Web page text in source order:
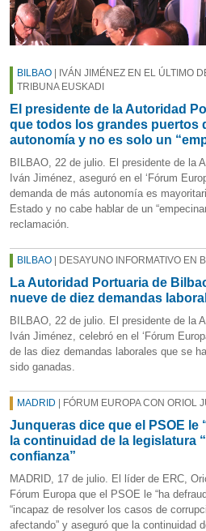
BILBAO | IVÁN JIMÉNEZ EN EL ÚLTIMO
TRIBUNA EUSKADI
El presidente de la Autoridad
que todos los grandes puertos
autonomía y no es solo un
BILBAO, 22 de julio. El presidente de la
Iván Jiménez, aseguró en el ‘Fórum
demanda de más autonomía es
Estado y no cabe hablar de un
reclamación.
BILBAO | DESAYUNO INFORMATIVO EN
La Autoridad Portuaria de
nueve de diez demandas
BILBAO, 22 de julio. El presidente de la
Iván Jiménez, celebró en el ‘Fórum
de las diez demandas laborales que se
sido ganadas.
MADRID | FÓRUM EUROPA CON ORIOL
Junqueras dice que el PSOE le
la continuidad de la legislatura
confianza”
MADRID, 17 de julio. El líder de ERC,
Fórum Europa que el PSOE le “ha
“incapaz de resolver los casos de
afectando” y aseguró que la continuidad